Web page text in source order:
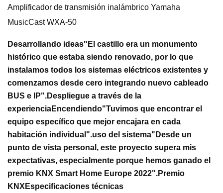
Amplificador de transmisión inalámbrico Yamaha
MusicCast WXA-50
Desarrollando ideas"El castillo era un monumento
histórico que estaba siendo renovado, por lo que
instalamos todos los sistemas eléctricos existentes y
comenzamos desde cero integrando nuevo cableado
BUS e IP".Despliegue a través de la
experienciaEncendiendo"Tuvimos que encontrar el
equipo específico que mejor encajara en cada
habitación individual".uso del sistema"Desde un
punto de vista personal, este proyecto supera mis
expectativas, especialmente porque hemos ganado el
premio KNX Smart Home Europe 2022".Premio
KNX Especificaciones técnicas